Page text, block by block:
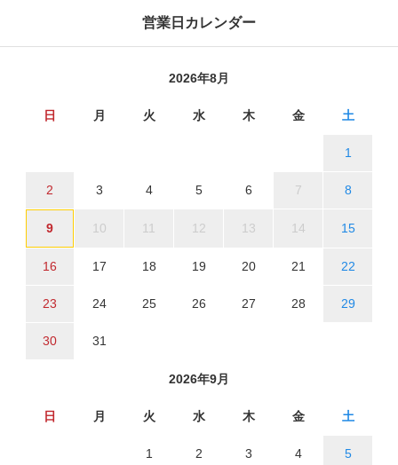
営業日カレンダー
2026年8月
日 月 火 水 木 金 土
1
2 3 4 5 6 7 8
9 10 11 12 13 14 15
16 17 18 19 20 21 22
23 24 25 26 27 28 29
30 31
2026年9月
日 月 火 水 木 金 土
1 2 3 4 5